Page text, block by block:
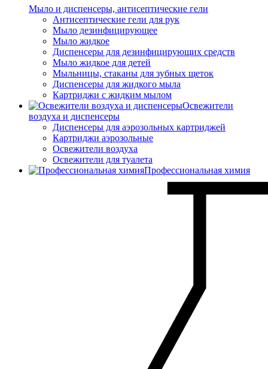
Мыло и диспенсеры, антисептические гели
Антисептические гели для рук
Мыло дезинфицирующее
Мыло жидкое
Диспенсеры для дезинфицирующих средств
Мыло жидкое для детей
Мыльницы, стаканы для зубных щеток
Диспенсеры для жидкого мыла
Картриджи с жидким мылом
Освежители
воздуха и диспенсеры
Диспенсеры для аэрозольных картриджей
Картриджи аэрозольные
Освежители воздуха
Освежители для туалета
Профессиональная химия